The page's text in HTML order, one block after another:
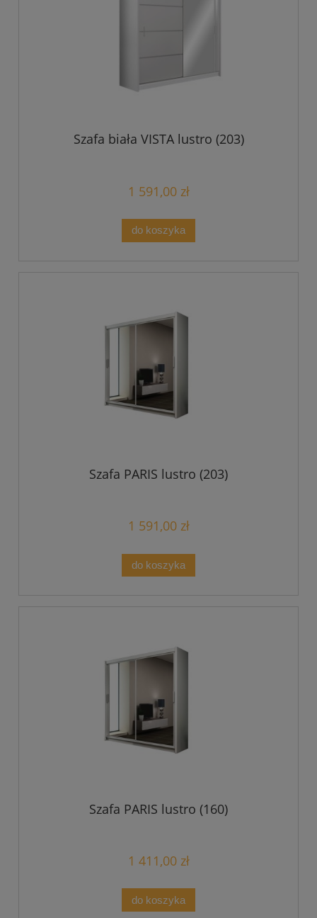
Szafa biała VISTA lustro (203)
1 591,00 zł
do koszyka
Szafa PARIS lustro (203)
1 591,00 zł
do koszyka
Szafa PARIS lustro (160)
1 411,00 zł
do koszyka